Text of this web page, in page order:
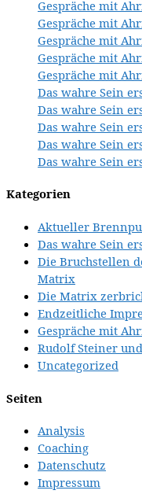
Gespräche mit
Gespräche mit
Gespräche mit
Gespräche mit
Gespräche mit
Das wahre Sein
Das wahre Sein
Das wahre Sein
Das wahre Sein
Das wahre Sein
Kategorien
Aktueller
Das wahre Sein
Die Bruchstellen
Matrix
Die Matrix
Endzeitliche
Gespräche mit
Rudolf Steiner
Uncategorized
Seiten
Analysis
Coaching
Datenschutz
Impressum